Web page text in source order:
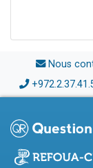
Nous